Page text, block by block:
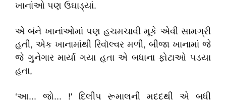
ખાનાંઓ પણ ઉઘાડ્યાં.
એ બંને ખાનાંઓમાં પણ હચમચાવી મૂકે એવી સામગ્રી
હતી, એક ખાનામાંથી રિવૉલ્વર મળી, બીજા ખાનામાં જે
જે ગુનેગાર માર્યા ગયા હતા એ બધાના ફોટાઓ પડયા
હતા,
‘આ... જો... !' દિલીપ રૂમાલની મદદથી એ બધી